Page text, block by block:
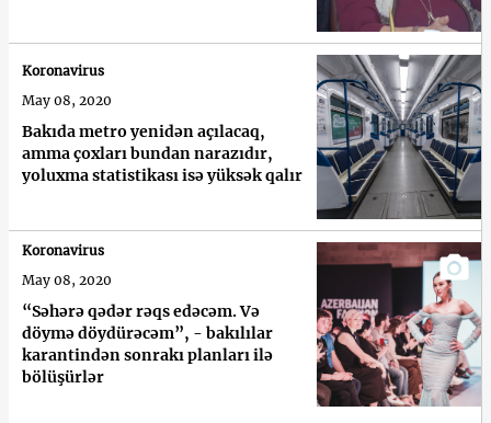
Bakıda metro yenidən açılacaq,
amma çoxları bundan narazıdır,
yoluxma statistikası isə yüksək qalır
Koronavirus
May 08, 2020
“Səhərə qədər rəqs edəcəm. Və
döymə döydürəcəm”, - bakılılar
karantindən sonrakı planları ilə
bölüşürlər
Koronavirus
May 08, 2020